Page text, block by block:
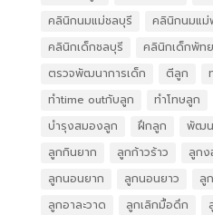
คลินิกนมแม่ชลบุรี
คลินิกนมแม่
คลินิกเด็กชลบุรี
คลินิกเด็กพัท
ตรวจพัฒนาการเด็ก
ตีลูก
ทำtime outกับลูก
ทำโทษลูก
บำรุงสมองลูก
ฝึกลูก พัฒน
ลูกกินยาก
ลูกก้าวร้าว ลูกง
ลูกนอนยาก
ลูกนอนยาว ลู
ลูกอาละวาด
ลูกเลิกมื้อดึก